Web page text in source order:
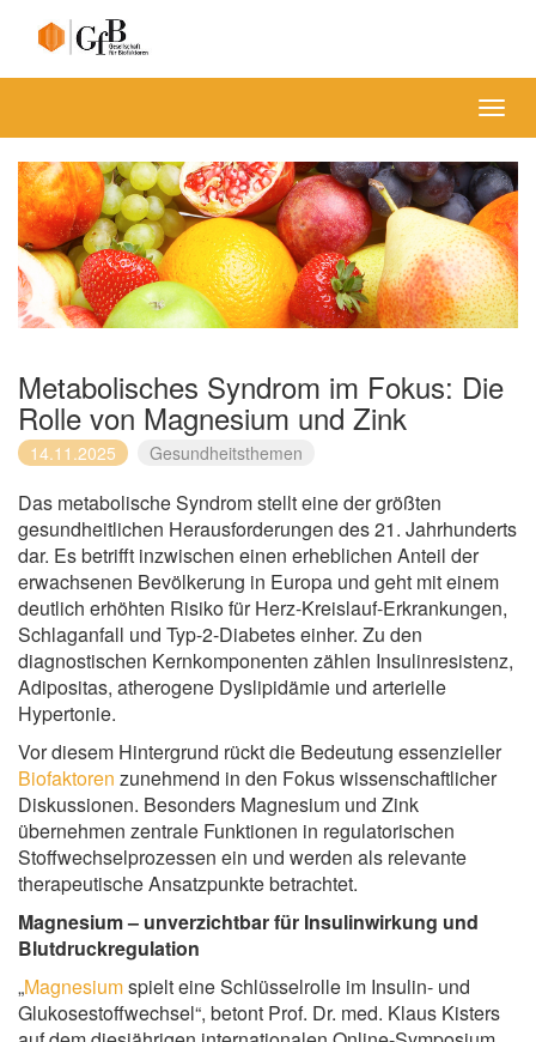
Menü
Metabolisches Syndrom im Fokus: Die
Rolle von Magnesium und Zink
14.11.2025 Gesundheitsthemen
Das metabolische Syndrom stellt eine der größten
gesundheitlichen Herausforderungen des 21. Jahrhunderts
dar. Es betrifft inzwischen einen erheblichen Anteil der
erwachsenen Bevölkerung in Europa und geht mit einem
deutlich erhöhten Risiko für Herz-Kreislauf-Erkrankungen,
Schlaganfall und Typ-2-Diabetes einher. Zu den
diagnostischen Kernkomponenten zählen Insulinresistenz,
Adipositas, atherogene Dyslipidämie und arterielle
Hypertonie.
Vor diesem Hintergrund rückt die Bedeutung essenzieller
Biofaktoren zunehmend in den Fokus wissenschaftlicher
Diskussionen. Besonders Magnesium und Zink
übernehmen zentrale Funktionen in regulatorischen
Stoffwechselprozessen ein und werden als relevante
therapeutische Ansatzpunkte betrachtet.
Magnesium – unverzichtbar für Insulinwirkung und
Blutdruckregulation
„Magnesiumspielt eine Schlüsselrolle im Insulin- und
Glukosestoffwechsel“, betont Prof. Dr. med. Klaus Kisters